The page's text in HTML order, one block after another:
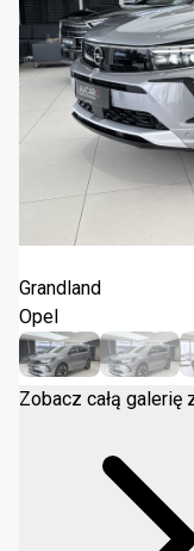
Opel Grandland
Grandland
Opel
Zobacz całą galerię